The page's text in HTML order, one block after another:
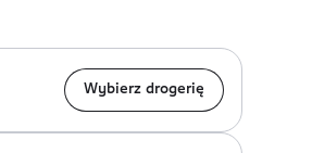
Wybierz drogerię